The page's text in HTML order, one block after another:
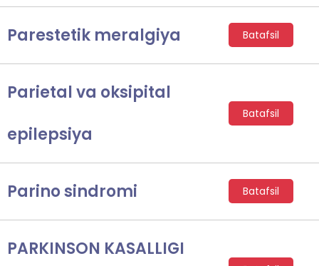
Parestetik meralgiya Batafsil
Parietal va oksipital
epilepsiya
Batafsil
Parino sindromi Batafsil
PARKINSON KASALLIGI